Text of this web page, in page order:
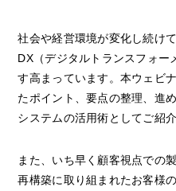
社会や経営環境が変化し続け
DX（デジタルトランスフォー
す高まっています。本ウェビ
たポイント、要点の整理、進
システムの活用術としてご紹介
また、いち早く顧客視点での
再構築に取り組まれたお客様